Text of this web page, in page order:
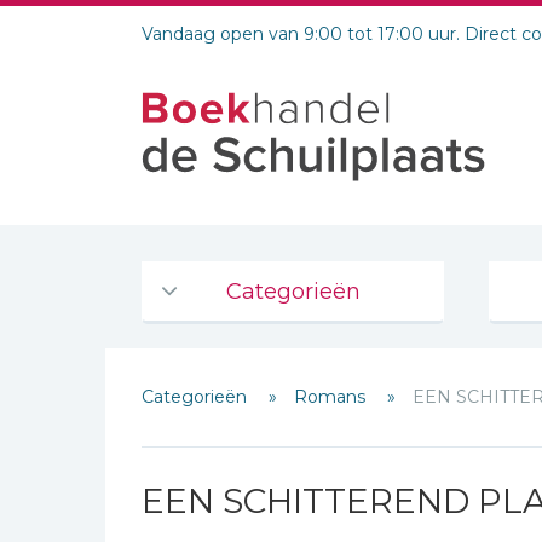
Vandaag open van 9:00 tot 17:00 uur. Direct
Categorieën
De Bijbel
Bijbelse Dagboeken 2026
Bijbelstudie groepen
Categorieën Romans EEN
EEN SCHITTEREND